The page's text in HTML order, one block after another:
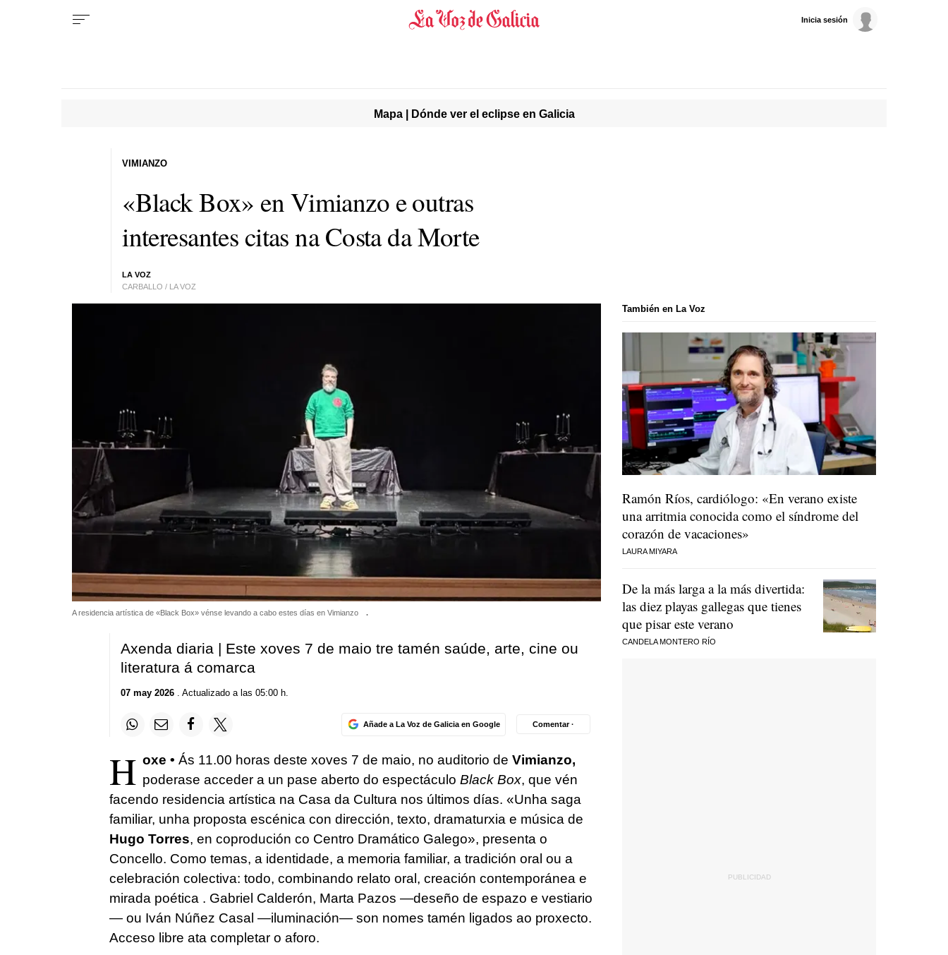
Inicia sesión
Mapa | Dónde ver el eclipse en Galicia
«Black Box» en Vimianzo e outras
interesantes citas na Costa da Morte
LA VOZ
CARBALLO / LA VOZ
VIMIANZO
A residencia artística de «Black Box» vénse levando a cabo estes días en Vimianzo .
Axenda diaria | Este xoves 7 de maio tre tamén saúde, arte, cine ou
literatura á comarca
07 may 2026. Actualizado a las 05:00 h.
Añade a La Voz de Galicia en Google Comentar ·
H oxe • Ás 11.00 horas deste xoves 7 de maio, no auditorio de Vimianzo,
poderase acceder a un pase aberto do espectáculo Black Box, que vén
facendo residencia artística na Casa da Cultura nos últimos días. «Unha saga
familiar, unha proposta escénica con dirección, texto, dramaturxia e música de
Hugo Torres, en coprodución co Centro Dramático Galego», presenta o
Concello. Como temas, a identidade, a memoria familiar, a tradición oral ou a
celebración colectiva: todo, combinando relato oral, creación contemporánea e
mirada poética . Gabriel Calderón, Marta Pazos —deseño de espazo e vestiario
— ou Iván Núñez Casal —iluminación— son nomes tamén ligados ao proxecto.
Acceso libre ata completar o aforo.
También en La Voz
Ramón Ríos, cardiólogo: «En verano existe
una arritmia conocida como el síndrome del
corazón de vacaciones»
LAURA MIYARA
De la más larga a la más divertida:
las diez playas gallegas que tienes
que pisar este verano
CANDELA MONTERO RÍO